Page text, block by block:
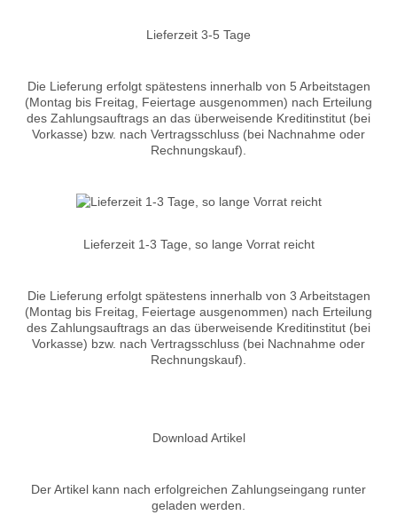
Lieferzeit 3-5 Tage
Die Lieferung erfolgt spätestens innerhalb von 5 Arbeitstagen
(Montag bis Freitag, Feiertage ausgenommen) nach Erteilung
des Zahlungsauftrags an das überweisende Kreditinstitut (bei
Vorkasse) bzw. nach Vertragsschluss (bei Nachnahme oder
Rechnungskauf).
Lieferzeit 1-3 Tage, so lange Vorrat reicht
Die Lieferung erfolgt spätestens innerhalb von 3 Arbeitstagen
(Montag bis Freitag, Feiertage ausgenommen) nach Erteilung
des Zahlungsauftrags an das überweisende Kreditinstitut (bei
Vorkasse) bzw. nach Vertragsschluss (bei Nachnahme oder
Rechnungskauf).
Download Artikel
Der Artikel kann nach erfolgreichen Zahlungseingang runter
geladen werden.